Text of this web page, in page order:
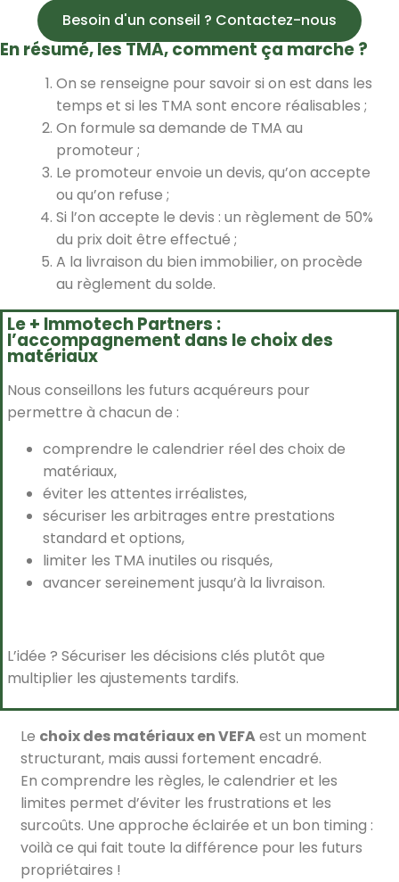
Besoin d'un conseil ? Contactez-nous
En résumé, les TMA, comment ça marche ?
On se renseigne pour savoir si on est dans les
temps et si les TMA sont encore réalisables ;
On formule sa demande de TMA au
promoteur ;
Le promoteur envoie un devis, qu’on accepte
ou qu’on refuse ;
Si l’on accepte le devis : un règlement de 50%
du prix doit être effectué ;
A la livraison du bien immobilier, on procède
au règlement du solde.
Le + Immotech Partners :
l’accompagnement dans le choix des
matériaux
Nous conseillons les futurs acquéreurs pour
permettre à chacun de :
comprendre le calendrier réel des choix de
matériaux,
éviter les attentes irréalistes,
sécuriser les arbitrages entre prestations
standard et options,
limiter les TMA inutiles ou risqués,
avancer sereinement jusqu’à la livraison.
L’idée ? Sécuriser les décisions clés plutôt que
multiplier les ajustements tardifs.
Le choix des matériaux en VEFAest un moment
structurant, mais aussi fortement encadré.
En comprendre les règles, le calendrier et les
limites permet d’éviter les frustrations et les
surcoûts. Une approche éclairée et un bon timing :
voilà ce qui fait toute la différence pour les futurs
propriétaires !